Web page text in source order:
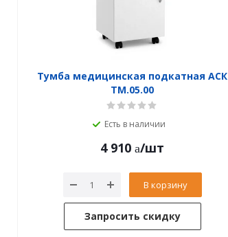
Тумба медицинская подкатная АСК
ТМ.05.00
Есть в наличии
4 910 /шт
В корзину
Запросить скидку